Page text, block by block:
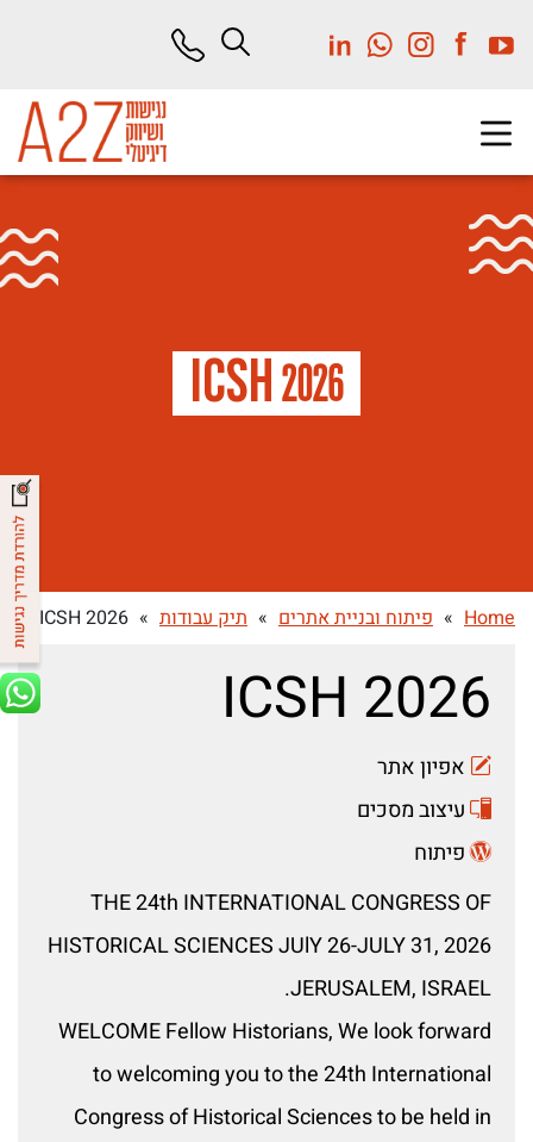
ICSH2026
Home
» פיתוח ובניית אתרים » תיק עבודות »
ICSH 2026
ICSH 2026
אפיון אתר
עיצוב מסכים
פיתוח
THE 24th INTERNATIONAL CONGRESS OF
HISTORICAL SCIENCES JUlY 26-JULY 31, 2026
JERUSALEM, ISRAEL.
WELCOME Fellow Historians, We look forward
to welcoming you to the 24th International
Congress of Historical Sciences to be held in